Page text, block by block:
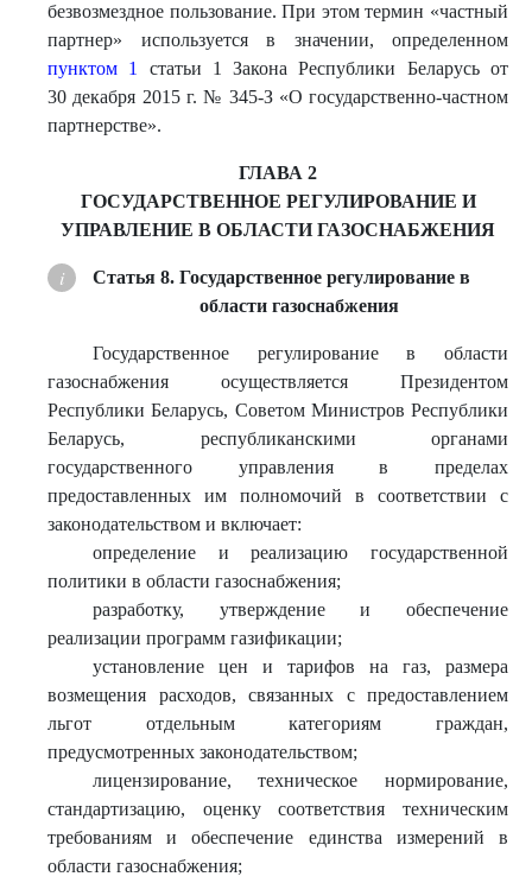
безвозмездное пользование. При этом термин «частный
партнер» используется в значении, определенном
пунктом 1
статьи 1 Закона Республики Беларусь от
30 декабря 2015 г. № 345-З «О государственно-частном
партнерстве».
ГЛАВА 2
ГОСУДАРСТВЕННОЕ РЕГУЛИРОВАНИЕ И
УПРАВЛЕНИЕ В ОБЛАСТИ ГАЗОСНАБЖЕНИЯ
Статья 8. Государственное регулирование в
области газоснабжения
Государственное регулирование в области
газоснабжения осуществляется Президентом
Республики Беларусь, Советом Министров Республики
Беларусь, республиканскими органами
государственного управления в пределах
предоставленных им полномочий в соответствии с
законодательством и включает:
определение и реализацию государственной
политики в области газоснабжения;
разработку, утверждение и обеспечение
реализации программ газификации;
установление цен и тарифов на газ, размера
возмещения расходов, связанных с предоставлением
льгот отдельным категориям граждан,
предусмотренных законодательством;
лицензирование, техническое нормирование,
стандартизацию, оценку соответствия техническим
требованиям и обеспечение единства измерений в
области газоснабжения;